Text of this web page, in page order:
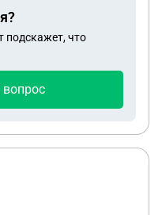
что мне
будет в компании
то последствия после
подскажет, что